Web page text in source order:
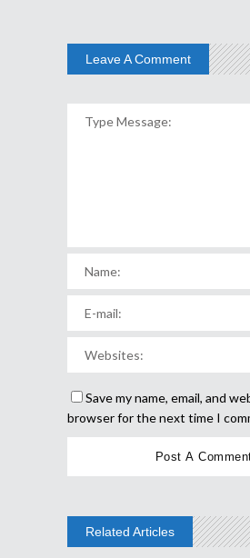
Leave A Comment
Save my name, email, and
browser for the next time I
Related Articles